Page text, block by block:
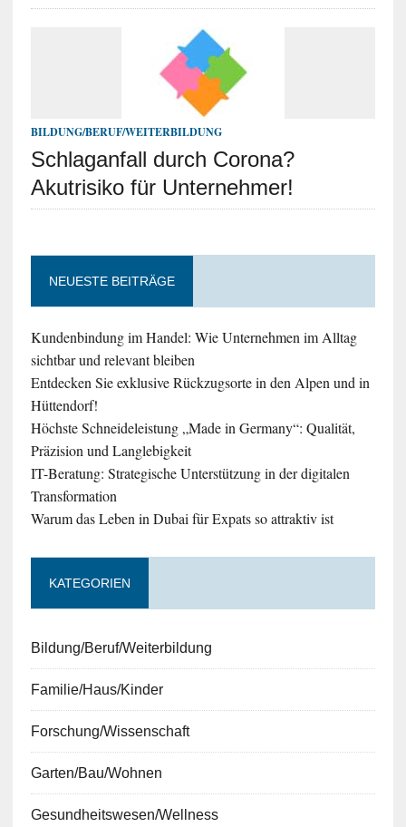
BILDUNG/BERUF/WEITERBILDUNG
Schlaganfall durch Corona?
Akutrisiko für Unternehmer!
NEUESTE BEITRÄGE
Kundenbindung im Handel: Wie Unternehmen im Alltag
sichtbar und relevant bleiben
Entdecken Sie exklusive Rückzugsorte in den Alpen und in
Hüttendorf!
Höchste Schneideleistung „Made in Germany“: Qualität,
Präzision und Langlebigkeit
IT-Beratung: Strategische Unterstützung in der digitalen
Transformation
Warum das Leben in Dubai für Expats so attraktiv ist
KATEGORIEN
Bildung/Beruf/Weiterbildung
Familie/Haus/Kinder
Forschung/Wissenschaft
Garten/Bau/Wohnen
Gesundheitswesen/Wellness